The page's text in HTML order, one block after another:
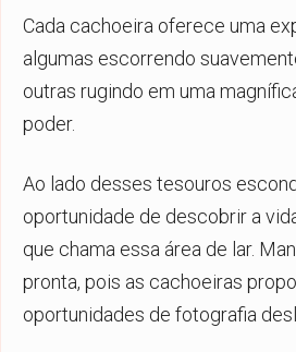
Cada cachoeira oferece uma
algumas escorrendo
outras rugindo em uma
poder.
Ao lado desses tesouros
oportunidade de descobrir a
que chama essa área de lar.
pronta, pois as cachoeiras
oportunidades de fotografia